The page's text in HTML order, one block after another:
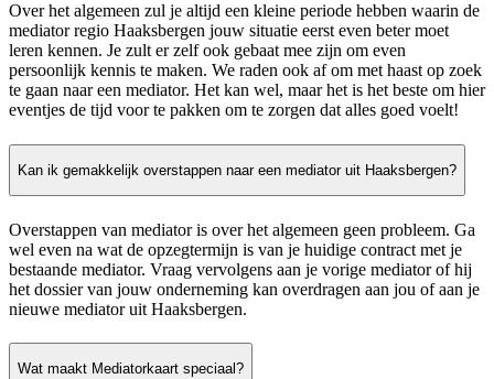
Over het algemeen zul je altijd een kleine periode hebben waarin de
mediator regio Haaksbergen jouw situatie eerst even beter moet
leren kennen. Je zult er zelf ook gebaat mee zijn om even
persoonlijk kennis te maken. We raden ook af om met haast op zoek
te gaan naar een mediator. Het kan wel, maar het is het beste om hier
eventjes de tijd voor te pakken om te zorgen dat alles goed voelt!
Kan ik gemakkelijk overstappen naar een mediator uit Haaksbergen?
Overstappen van mediator is over het algemeen geen probleem. Ga
wel even na wat de opzegtermijn is van je huidige contract met je
bestaande mediator. Vraag vervolgens aan je vorige mediator of hij
het dossier van jouw onderneming kan overdragen aan jou of aan je
nieuwe mediator uit Haaksbergen.
Wat maakt Mediatorkaart speciaal?